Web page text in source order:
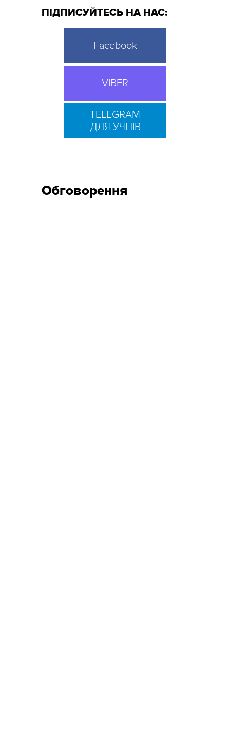
ПІДПИСУЙТЕСЬ НА НАС:
Facebook
VIBER
TELEGRAM
ДЛЯ УЧНІВ
Обговорення